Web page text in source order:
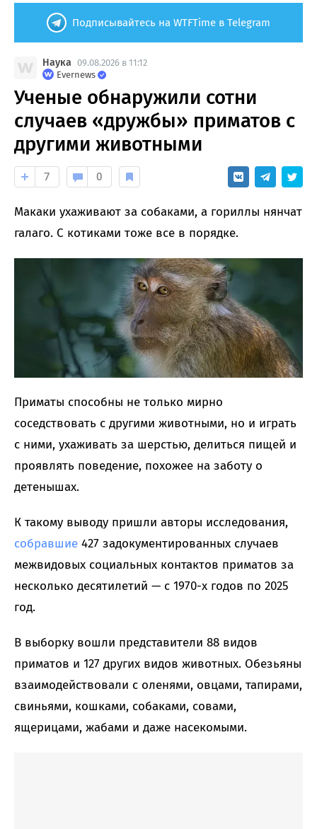
Подписывайтесь на WTFTime в Telegram
Наука 09.08.2026 в 11:12
Evernews
Ученые обнаружили сотни
случаев «дружбы» приматов с
другими животными
7 0
Макаки ухаживают за собаками, а гориллы нянчат
галаго. С котиками тоже все в порядке.
Приматы способны не только мирно
соседствовать с другими животными, но и играть
с ними, ухаживать за шерстью, делиться пищей и
проявлять поведение, похожее на заботу о
детенышах.
К такому выводу пришли авторы исследования,
собравшие 427 задокументированных случаев
межвидовых социальных контактов приматов за
несколько десятилетий — с 1970-х годов по 2025
год.
В выборку вошли представители 88 видов
приматов и 127 других видов животных. Обезьяны
взаимодействовали с оленями, овцами, тапирами,
свиньями, кошками, собаками, совами,
ящерицами, жабами и даже насекомыми.